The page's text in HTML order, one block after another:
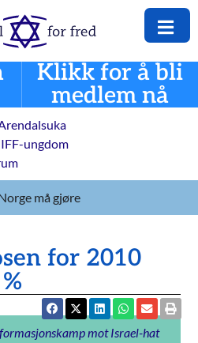
Klikk for å bli
medlem nå
ungdom
må gjøre
for 2010
mot Israel-hat